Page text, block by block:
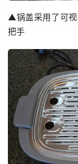
▲锅盖采用了可
把手